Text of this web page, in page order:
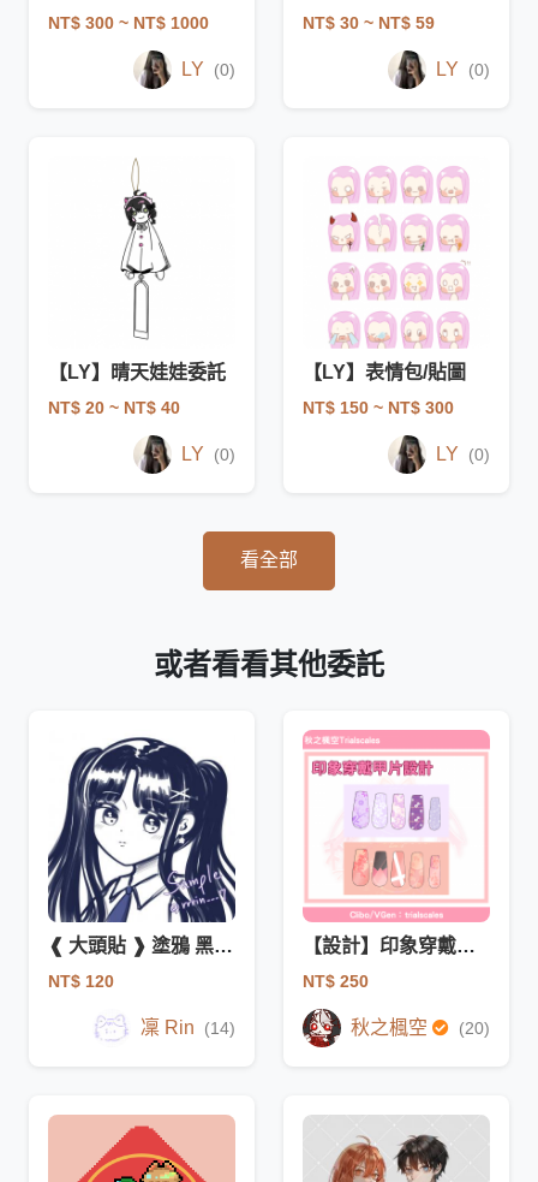
NT$ 300 ~ NT$ 1000
LY (0)
NT$ 30 ~ NT$ 59
LY (0)
【LY】晴天娃娃委託
NT$ 20 ~ NT$ 40
LY (0)
【LY】表情包/貼圖
NT$ 150 ~ NT$ 300
LY (0)
看全部
或者看看其他委託
❰ 大頭貼 ❱ 塗鴉 黑白🖤🤍
NT$ 120
凜 Rin (14)
【設計】印象穿戴甲片設計(非商用)
NT$ 250
秋之楓空 (20)